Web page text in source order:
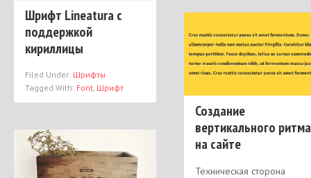
Шрифт Lineatura с
поддержкой
кириллицы
Filed Under: Шрифты
Tagged With: Font Шрифт
Создание
вертикального ритма
на сайте
Техническая сторона